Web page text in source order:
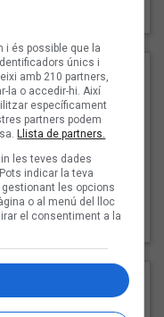
(Xanguito)
i és possible que la
únics i
amb 210 partners,
la o accedir-hi. Així
específicament
partners podem
Llista de partners.
les teves dades
indicar la teva
les opcions
o al menú del lloc
el consentiment a la